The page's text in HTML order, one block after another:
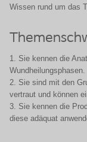
Wissen rund um das
1. Sie kennen die
Wundheilungsphasen.
2. Sie sind mit den
vertraut und können
3. Sie kennen die
diese adäquat